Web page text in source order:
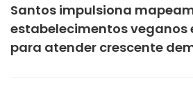
Santos impulsiona
estabelecimentos veganos
para atender crescente